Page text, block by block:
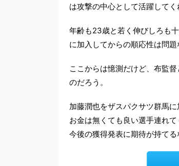
は攻撃の中心として活躍してく
年齢も23歳と若く伸びしろも
に加入してからの順応性は問題
ここからは憶測だけど、布監
のだろう。
加藤潤也をザスパクサツ群馬
お金は無くても良い選手連れて
今後の獲得発表に期待が持てる